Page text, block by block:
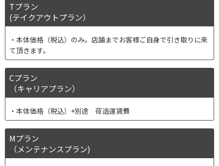
Tプラン
(テイクアウトプラン）
本体価格（税込）のみ。店舗までお客様ご自身で引き取りに来
て頂きます。
Cプラン
（キャリアプラン）
本体価格（税込）+別途 荷造運賃費
Mプラン
（メンテナンスプラン)